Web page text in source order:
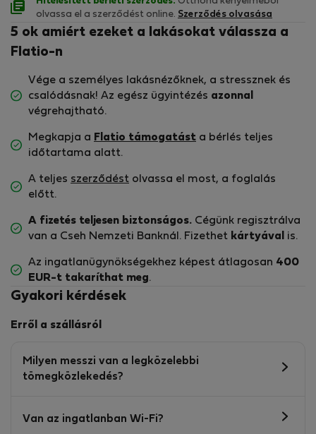
olvassa el a szerződést online. Szerződés olvasása
5 ok amiért ezeket a lakásokat válassza a
Flatio-n
Vége a személyes lakásnézőknek, a stressznek és
csalódásnak! Az egész ügyintézés azonnal
végrehajtható.
Megkapja a Flatio támogatást a bérlés teljes
időtartama alatt.
A teljes szerződést olvassa el most, a foglalás
előtt.
A fizetés teljesen biztonságos. Cégünk regisztrálva
van a Cseh Nemzeti Banknál. Fizethet kártyával is.
Az ingatlanügynökségekhez képest átlagosan 400
EUR-t takaríthat meg.
Gyakori kérdések
Erről a szállásról
Milyen messzi van a legközelebbi
tömegközlekedés?
Van az ingatlanban Wi-Fi?